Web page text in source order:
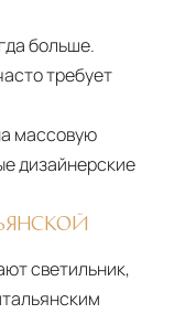
больше.
требует
массовую
дизайнерские
светильник,